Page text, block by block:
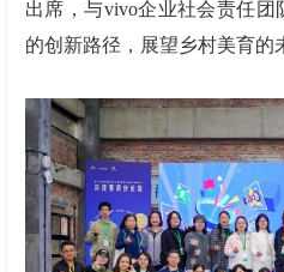
出席，与vivo企业社会责任
的创新路径，展望乡村美育的